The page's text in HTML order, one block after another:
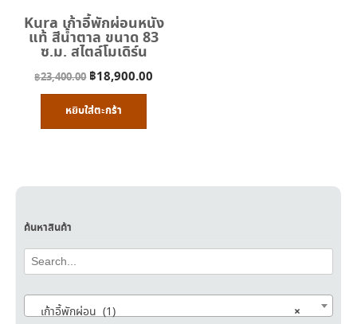
Kura เก้าอี้พักผ่อนหนัง
แท้ สีน้ำตาล ขนาด 83
ซ.ม. สไตล์โมเดิร์น
฿23,400.00 Original
price
was:
฿18,900.00
หยิบใส่ตะกร้า
ค้นหาสินค้า
×
เก้าอี้พักผ่อน (1)